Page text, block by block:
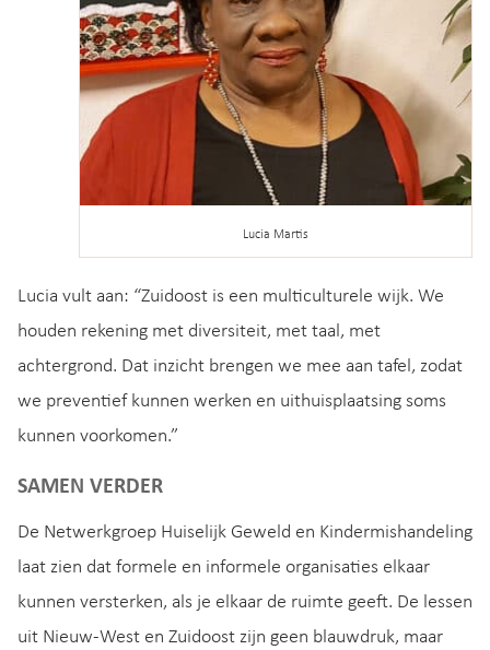
Lucia Martis
Lucia vult aan: “Zuidoost is een multiculturele wijk. We
houden rekening met diversiteit, met taal, met
achtergrond. Dat inzicht brengen we mee aan tafel, zodat
we preventief kunnen werken en uithuisplaatsing soms
kunnen voorkomen.”
SAMEN VERDER
De Netwerkgroep Huiselijk Geweld en Kindermishandeling
laat zien dat formele en informele organisaties elkaar
kunnen versterken, als je elkaar de ruimte geeft. De lessen
uit Nieuw-West en Zuidoost zijn geen blauwdruk, maar